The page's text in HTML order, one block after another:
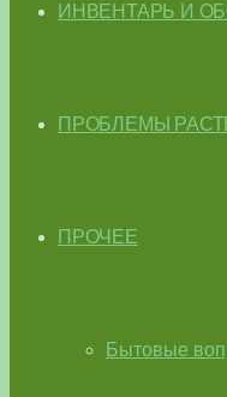
ИНВЕНТАРЬ И
ПРОБЛЕМЫ
ПРОЧЕЕ
Бытовые